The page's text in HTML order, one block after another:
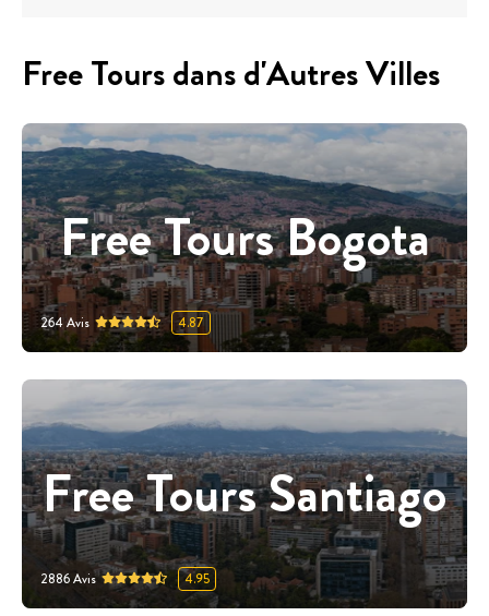
Free Tours dans d'Autres Villes
Free Tours Bogota
264Avis 4.87
Free Tours Santiago
2886Avis 4.95